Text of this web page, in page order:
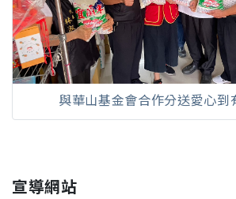
與華山基金會合作分送愛心到
宣導網站